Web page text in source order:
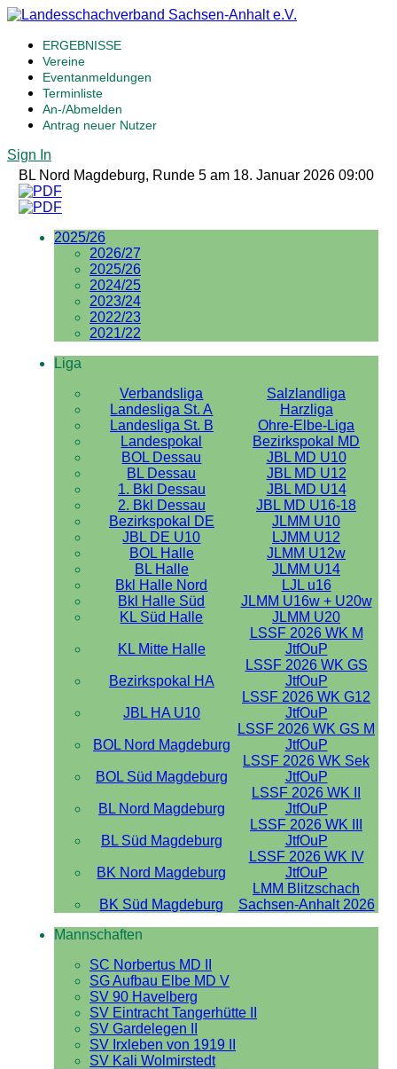
ERGEBNISSE
Vereine
Eventanmeldungen
Terminliste
An-/Abmelden
Antrag neuer Nutzer
Sign In
BL Nord Magdeburg, Runde 5 am 18. Januar 2026 09:00
2025/26
2026/27
2025/26
2024/25
2023/24
2022/23
2021/22
Liga
Verbandsliga
Salzlandliga
Landesliga St. A
Harzliga
Landesliga St. B
Ohre-Elbe-Liga
Landespokal
Bezirkspokal MD
BOL Dessau
JBL MD U10
BL Dessau
JBL MD U12
1. Bkl Dessau
JBL MD U14
2. Bkl Dessau
JBL MD U16-18
Bezirkspokal DE
JLMM U10
JBL DE U10
LJMM U12
BOL Halle
JLMM U12w
BL Halle
JLMM U14
Bkl Halle Nord
LJL u16
Bkl Halle Süd
JLMM U16w + U20w
KL Süd Halle
JLMM U20
KL Mitte Halle
LSSF 2026 WK M
JtfOuP
Bezirkspokal HA
LSSF 2026 WK GS
JtfOuP
JBL HA U10
LSSF 2026 WK G12
JtfOuP
BOL Nord Magdeburg
LSSF 2026 WK GS M
JtfOuP
BOL Süd Magdeburg
LSSF 2026 WK Sek
JtfOuP
BL Nord Magdeburg
LSSF 2026 WK II
JtfOuP
BL Süd Magdeburg
LSSF 2026 WK III
JtfOuP
BK Nord Magdeburg
LSSF 2026 WK IV
JtfOuP
BK Süd Magdeburg
LMM Blitzschach
Sachsen-Anhalt 2026
Mannschaften
SC Norbertus MD II
SG Aufbau Elbe MD V
SV 90 Havelberg
SV Eintracht Tangerhütte II
SV Gardelegen II
SV Irxleben von 1919 II
SV Kali Wolmirstedt